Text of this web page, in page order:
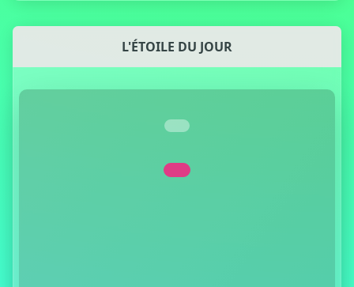
L'ÉTOILE DU JOUR